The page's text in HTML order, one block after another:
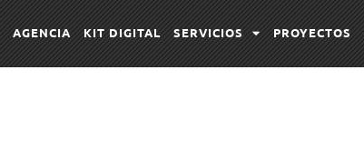
AGENCIA KIT DIGITAL SERVICIOS PROYECTOS